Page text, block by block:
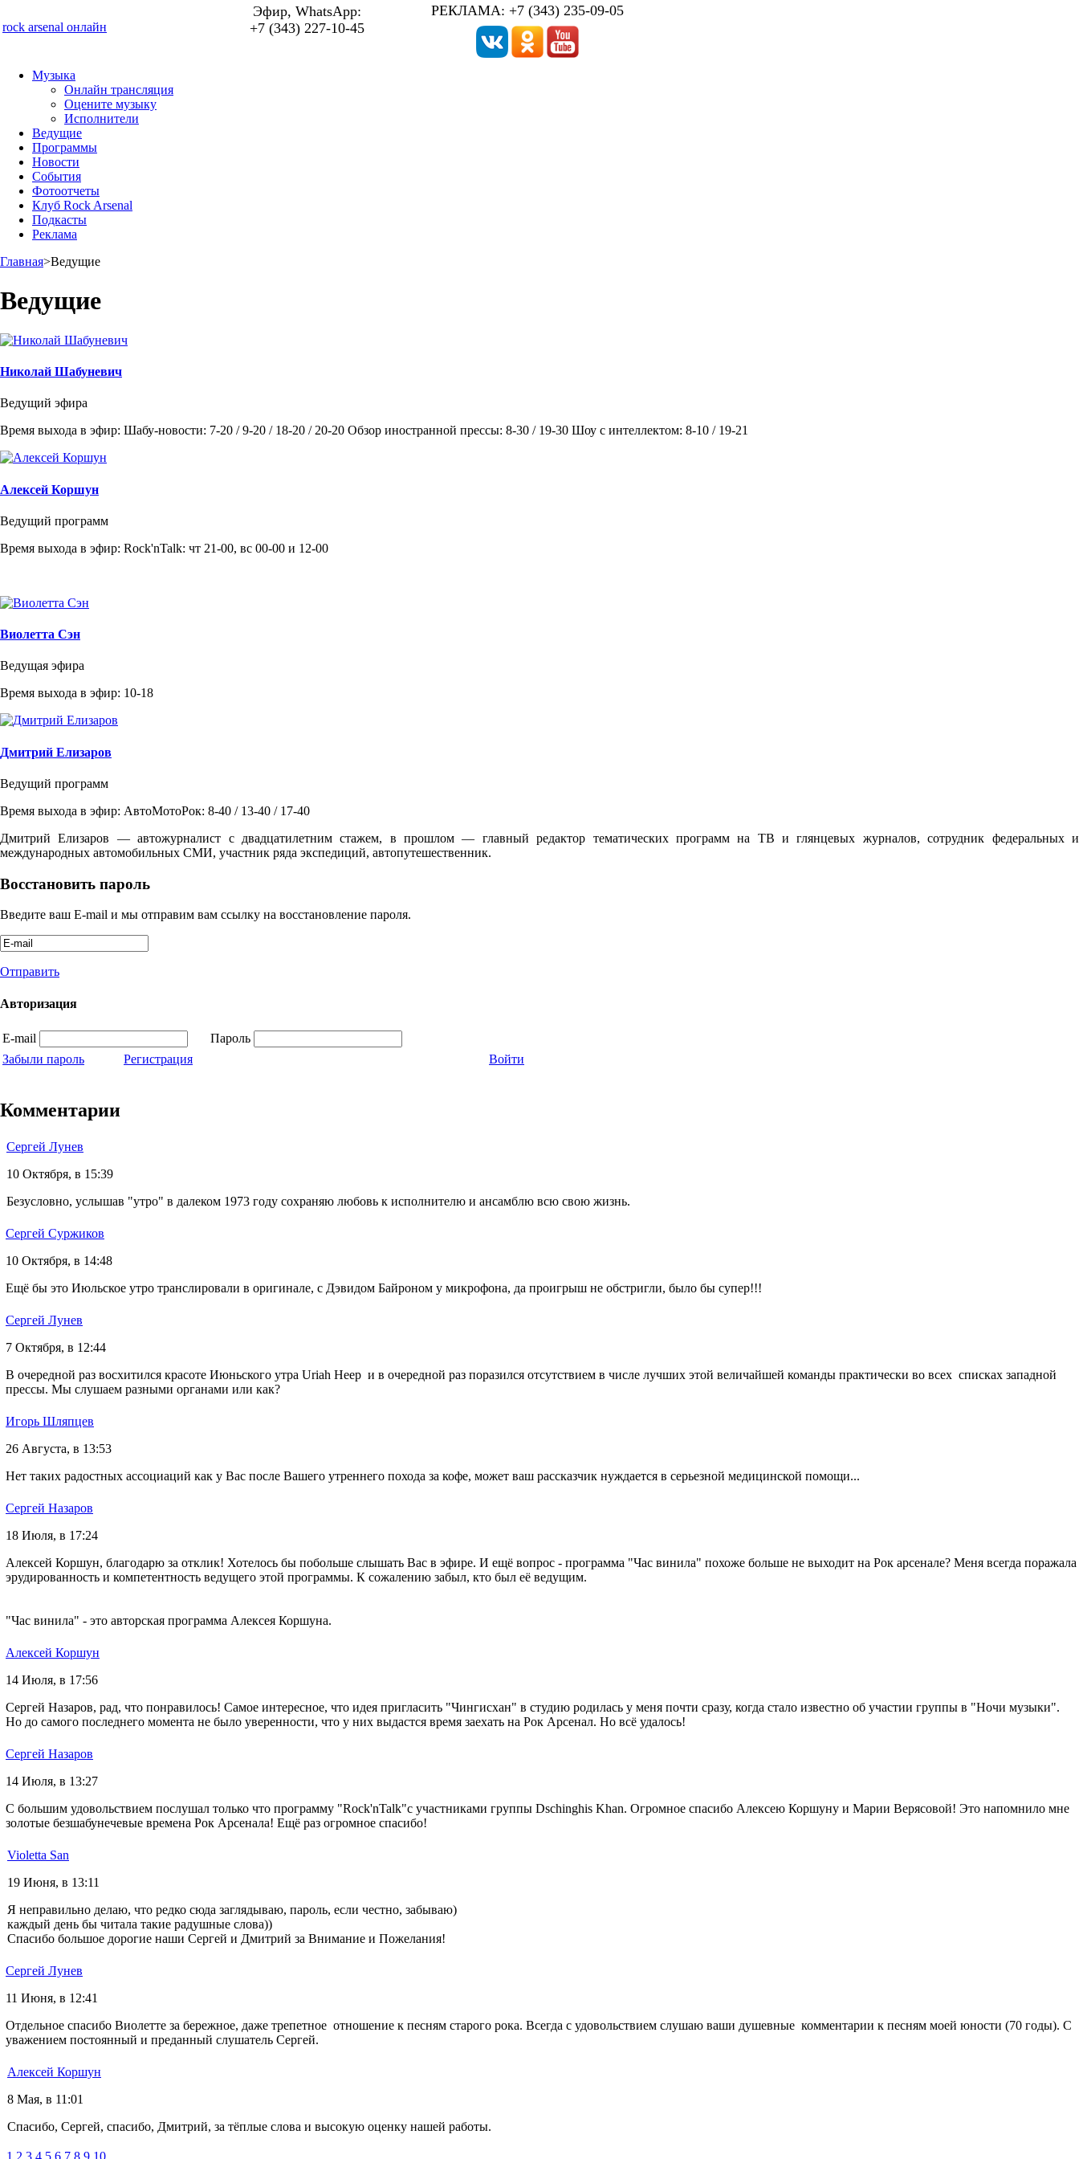
rock arsenal онлайн
Эфир, WhatsApp:
+7 (343) 227-10-45
РЕКЛАМА: +7 (343) 235-09-05
Музыка
Онлайн трансляция
Оцените музыку
Исполнители
Ведущие
Программы
Новости
События
Фотоотчеты
Клуб Rock Arsenal
Подкасты
Реклама
Главная>Ведущие
Ведущие
Николай Шабуневич
Ведущий эфира
Время выхода в эфир: Шабу-новости: 7-20 / 9-20 / 18-20 / 20-20 Обзор иностранной прессы: 8-30 / 19-30 Шоу с интеллектом: 8-10 / 19-21
Алексей Коршун
Ведущий программ
Время выхода в эфир: Rock'nTalk: чт 21-00, вс 00-00 и 12-00
Виолетта Сэн
Ведущая эфира
Время выхода в эфир: 10-18
Дмитрий Елизаров
Ведущий программ
Время выхода в эфир: АвтоМотоРок: 8-40 / 13-40 / 17-40
Дмитрий Елизаров — автожурналист с двадцатилетним стажем, в прошлом — главный редактор тематических программ на ТВ и глянцевых журналов, сотрудник федеральных и
международных автомобильных СМИ, участник ряда экспедиций, автопутешественник.
Восстановить пароль
Введите ваш E-mail и мы отправим вам ссылку на восстановление пароля.
Отправить
Авторизация
E-mail
Пароль
Забыли пароль
Регистрация Войти
Комментарии
Сергей Лунев
10 Октября, в 15:39
Безусловно, услышав "утро" в далеком 1973 году сохраняю любовь к исполнителю и ансамблю всю свою жизнь.
Сергей Суржиков
10 Октября, в 14:48
Ещё бы это Июльское утро транслировали в оригинале, с Дэвидом Байроном у микрофона, да проигрыш не обстригли, было бы супер!!!
Сергей Лунев
7 Октября, в 12:44
В очередной раз восхитился красоте Июньского утра Uriah Heep и в очередной раз поразился отсутствием в числе лучших этой величайшей команды практически во всех списках западной
прессы. Мы слушаем разными органами или как?
Игорь Шляпцев
26 Августа, в 13:53
Нет таких радостных ассоциаций как у Вас после Вашего утреннего похода за кофе, может ваш рассказчик нуждается в серьезной медицинской помощи...
Сергей Назаров
18 Июля, в 17:24
Алексей Коршун, благодарю за отклик! Хотелось бы побольше слышать Вас в эфире. И ещё вопрос - программа "Час винила" похоже больше не выходит на Рок арсенале? Меня всегда поражала
эрудированность и компетентность ведущего этой программы. К сожалению забыл, кто был её ведущим.
"Час винила" - это авторская программа Алексея Коршуна.
Алексей Коршун
14 Июля, в 17:56
Сергей Назаров, рад, что понравилось! Самое интересное, что идея пригласить "Чингисхан" в студию родилась у меня почти сразу, когда стало известно об участии группы в "Ночи музыки".
Но до самого последнего момента не было уверенности, что у них выдастся время заехать на Рок Арсенал. Но всё удалось!
Сергей Назаров
14 Июля, в 13:27
С большим удовольствием послушал только что программу "Rock'nTalk"с участниками группы Dschinghis Khan. Огромное спасибо Алексею Коршуну и Марии Верясовой! Это напомнило мне
золотые безшабунечевые времена Рок Арсенала! Ещё раз огромное спасибо!
Violetta San
19 Июня, в 13:11
Я неправильно делаю, что редко сюда заглядываю, пароль, если честно, забываю)
каждый день бы читала такие радушные слова))
Спасибо большое дорогие наши Сергей и Дмитрий за Внимание и Пожелания!
Сергей Лунев
11 Июня, в 12:41
Отдельное спасибо Виолетте за бережное, даже трепетное отношение к песням старого рока. Всегда с удовольствием слушаю ваши душевные комментарии к песням моей юности (70 годы). С
уважением постоянный и преданный слушатель Сергей.
Алексей Коршун
8 Мая, в 11:01
Спасибо, Сергей, спасибо, Дмитрий, за тёплые слова и высокую оценку нашей работы.
1 2 3 4 5 6 7 8 9 10